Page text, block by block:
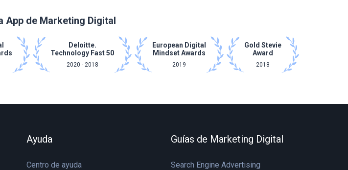
App de Marketing Digital
Deloitte.
Technology Fast 50
2020 - 2018
European Digital
Mindset Awards
2019
Gold Stevie
Award
2018
Ayuda
Centro de ayuda
Guías de Marketing Digital
Search Engine Advertising